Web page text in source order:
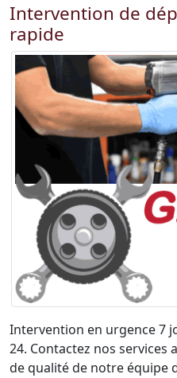
Intervention de
rapide
Intervention en urgence 7
24. Contactez nos
de qualité de notre équipe